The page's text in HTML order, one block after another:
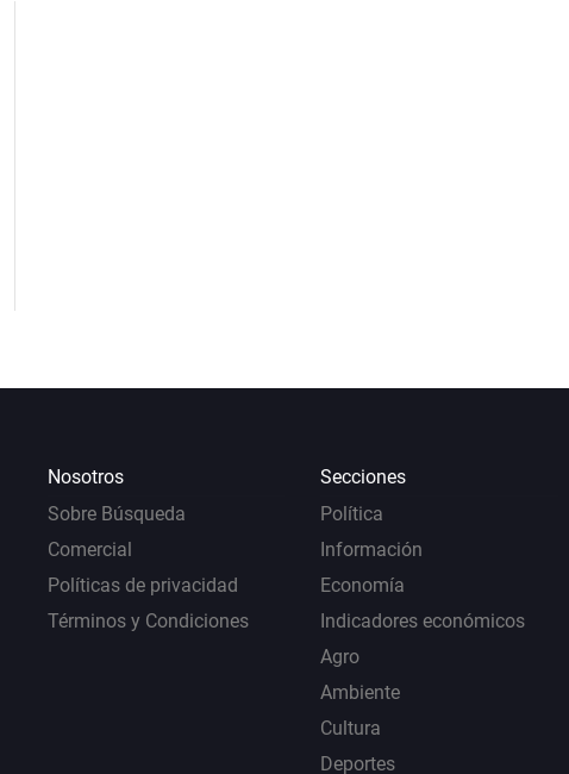
Nosotros
Sobre Búsqueda
Comercial
Políticas de privacidad
Términos y Condiciones
Secciones
Política
Información
Economía
Indicadores económicos
Agro
Ambiente
Cultura
Deportes